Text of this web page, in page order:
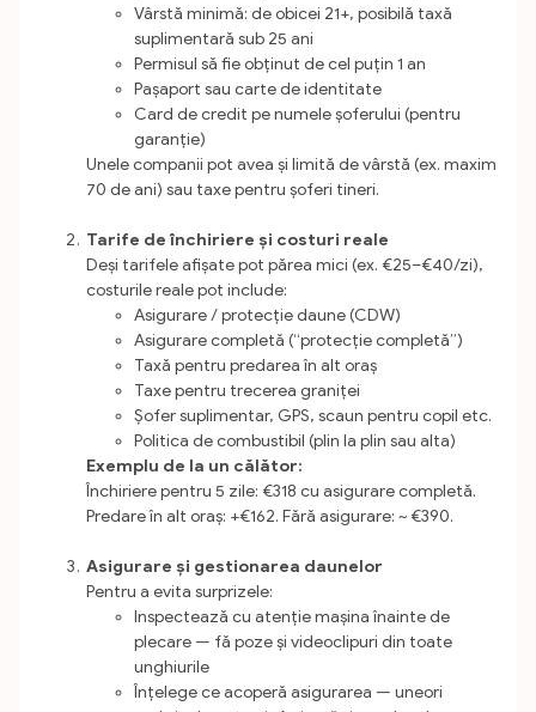
Vârstă minimă: de obicei 21+, posibilă taxă
suplimentară sub 25 ani
Permisul să fie obținut de cel puțin 1 an
Pașaport sau carte de identitate
Card de credit pe numele șoferului (pentru
garanție)
Unele companii pot avea și limită de vârstă (ex. maxim
70 de ani) sau taxe pentru șoferi tineri.
Tarife de închiriere și costuri reale
Deși tarifele afișate pot părea mici (ex. €25–€40/zi),
costurile reale pot include:
Asigurare / protecție daune (CDW)
Asigurare completă (“protecție completă”)
Taxă pentru predarea în alt oraș
Taxe pentru trecerea graniței
Șofer suplimentar, GPS, scaun pentru copil etc.
Politica de combustibil (plin la plin sau alta)
Exemplu de la un călător:
Închiriere pentru 5 zile: €318 cu asigurare completă.
Predare în alt oraș: +€162. Fără asigurare: ~ €390.
Asigurare și gestionarea daunelor
Pentru a evita surprizele:
Inspectează cu atenție mașina înainte de
plecare — fă poze și videoclipuri din toate
unghiurile
Înțelege ce acoperă asigurarea — uneori